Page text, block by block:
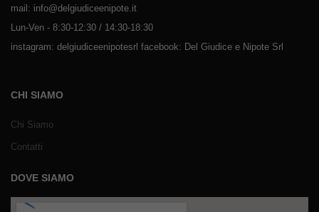
mail: info@delgiudiceenipote.it
Lun-Ven - 8:30-12:30 / 14:30-18:30
instagram: delgiudiceenipotesrl facebook: Del Giudice e Nipote Srl
CHI SIAMO
Chi Siamo
Contatti
DOVE SIAMO